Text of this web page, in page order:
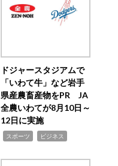
ドジャースタジアムで
「いわて牛」など岩手
県産農畜産物をPR JA
全農いわてが8月10日～
12日に実施
スポーツ ビジネス